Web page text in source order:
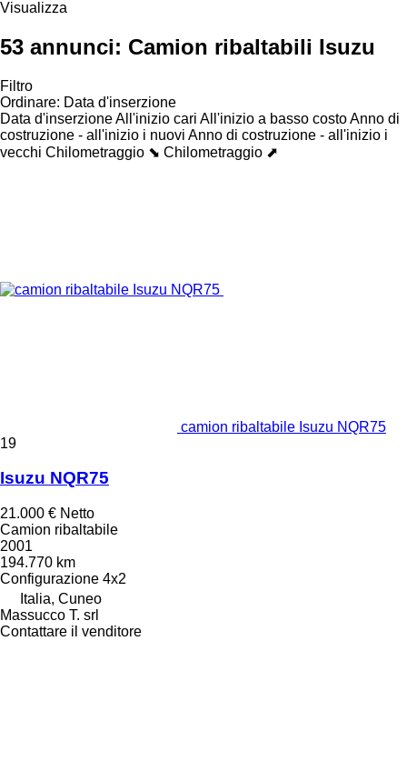
Visualizza
53 annunci: Camion ribaltabili Isuzu
Filtro
Ordinare: Data d'inserzione
Data d'inserzioneAll'inizio cari All'inizio a basso costoAnno di
costruzione - all'inizio i nuovi Anno di costruzione - all'inizio i
vecchi Chilometraggio ⬊ Chilometraggio ⬈
camion ribaltabile Isuzu NQR75
19
Isuzu NQR75
21.000 € Netto
Camion ribaltabile
2001
194.770 km
Configurazione 4x2
Italia, Cuneo
Massucco T. srl
Contattare il venditore